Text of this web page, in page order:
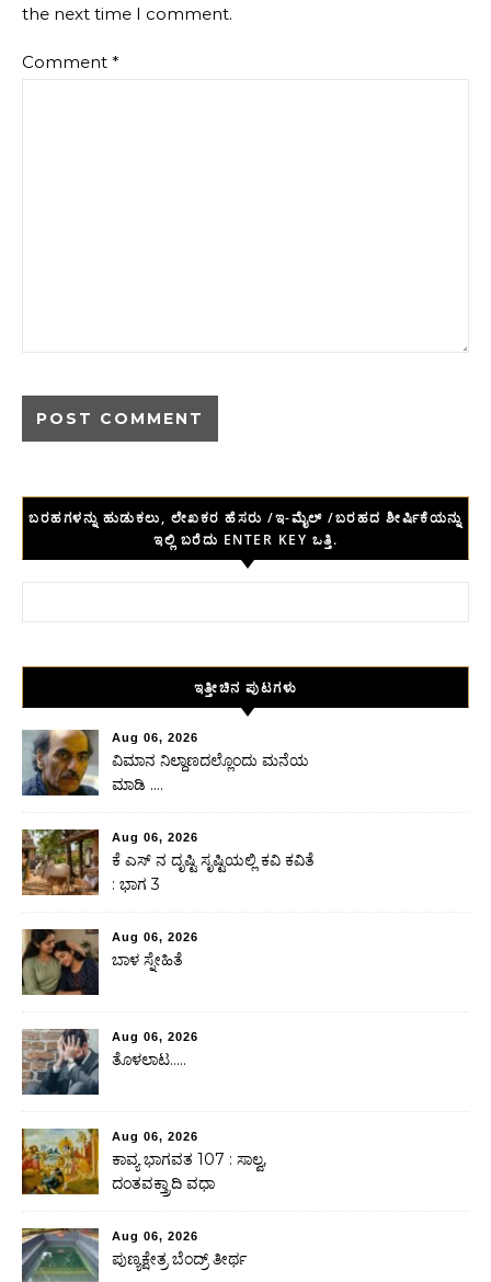
the next time I comment.
Comment *
ಬರಹಗಳನ್ನು ಹುಡುಕಲು, ಲೇಖಕರ ಹೆಸರು /ಇ-ಮೈಲ್ /ಬರಹದ ಶೀರ್ಷಿಕೆಯನ್ನು
ಇಲ್ಲಿ ಬರೆದು ENTER KEY ಒತ್ತಿ.
ಇತ್ತೀಚಿನ ಪುಟಗಳು
Aug 06, 2026
ವಿಮಾನ ನಿಲ್ದಾಣದಲ್ಲೊಂದು ಮನೆಯ
ಮಾಡಿ ….
Aug 06, 2026
ಕೆ ಎಸ್ ನ ದೃಷ್ಟಿ ಸೃಷ್ಟಿಯಲ್ಲಿ ಕವಿ ಕವಿತೆ
: ಭಾಗ 3
Aug 06, 2026
ಬಾಳ ಸ್ನೇಹಿತೆ
Aug 06, 2026
ತೊಳಲಾಟ…..
Aug 06, 2026
ಕಾವ್ಯ ಭಾಗವತ 107 : ಸಾಲ್ವ,
ದಂತವಕ್ತ್ರಾದಿ ವಧಾ
Aug 06, 2026
ಪುಣ್ಯಕ್ಷೇತ್ರ ಬೆಂದ್ರ್ ತೀರ್ಥ